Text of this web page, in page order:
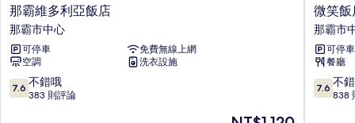
那
霸
維
多
利
亞
飯
那霸維多利亞飯店
那霸市中心
可停車
免費無線上網
空調
洗衣設施
7.6
分，
7.6 不錯哦
383 則評論
現
微
笑
飯
店
那
霸
城
微笑飯
那霸市
可停車
餐廳
7.6
分，
7.6 不
838